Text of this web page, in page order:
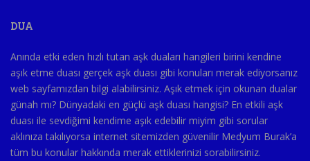
DUA
Anında etki eden hızlı tutan aşk duaları hangileri birini kendine
aşık etme duası gerçek aşk duası gibi konuları merak ediyorsanız
web sayfamızdan bilgi alabilirsiniz. Aşık etmek için okunan dualar
günah mı? Dünyadaki en güçlü aşk duası hangisi? En etkili aşk
duası ile sevdiğimi kendime aşık edebilir miyim gibi sorular
aklınıza takılıyorsa internet sitemizden güvenilir Medyum Burak’a
tüm bu konular hakkında merak ettiklerinizi sorabilirsiniz.